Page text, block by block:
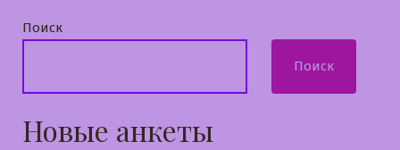
Поиск
Поиск
Новые анкеты